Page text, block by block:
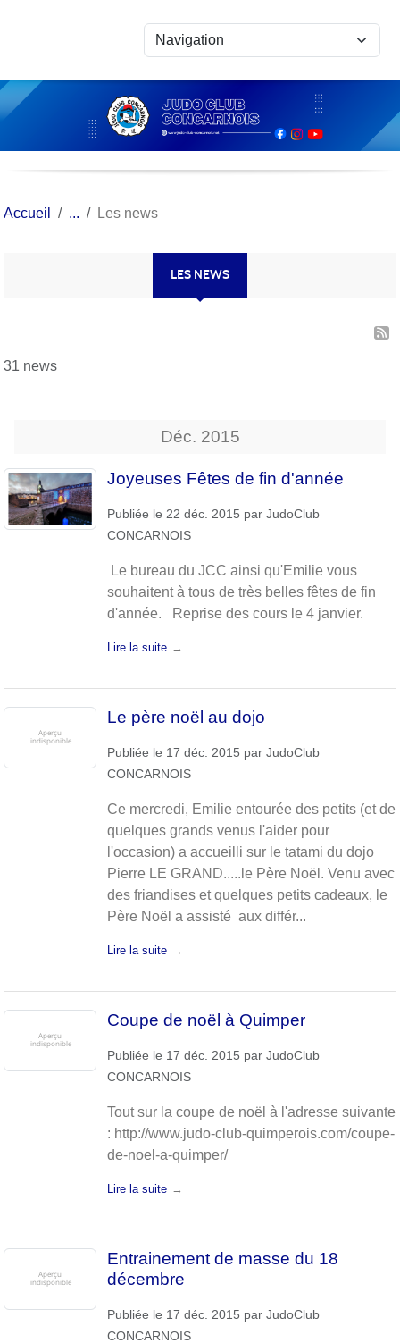
Accueil Les news
LES NEWS
31 news
Déc. 2015
Joyeuses Fêtes de fin d'année
Publiée le 22 déc. 2015 par JudoClub
CONCARNOIS
Le bureau du JCC ainsi qu'Emilie vous
souhaitent à tous de très belles fêtes de fin
d'année. Reprise des cours le 4 janvier.
Lire la suite
Le père noël au dojo
Publiée le 17 déc. 2015 par JudoClub
CONCARNOIS
Ce mercredi, Emilie entourée des petits (et de
quelques grands venus l'aider pour
l'occasion) a accueilli sur le tatami du dojo
Pierre LE GRAND.....le Père Noël. Venu avec
des friandises et quelques petits cadeaux, le
Père Noël a assisté aux différ...
Lire la suite
Coupe de noël à Quimper
Publiée le 17 déc. 2015 par JudoClub
CONCARNOIS
Tout sur la coupe de noël à l'adresse suivante
: http://www.judo-club-quimperois.com/coupe-
de-noel-a-quimper/
Lire la suite
Entrainement de masse du 18
décembre
Publiée le 17 déc. 2015 par JudoClub
CONCARNOIS